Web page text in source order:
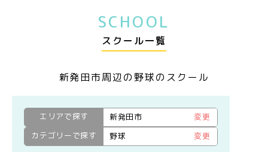
SCHOOL
スクール一覧
新発田市周辺の野球のスクール
エリアで探す 新発田市
変更
カテゴリーで探す
野球 変更